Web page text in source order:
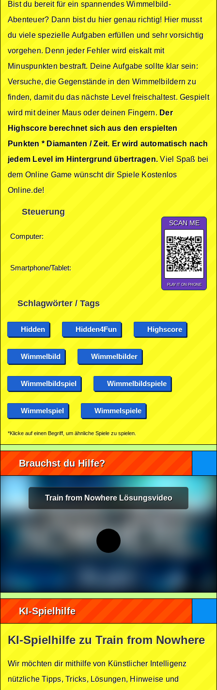
Bist du bereit für ein spannendes Wimmelbild-
Abenteuer? Dann bist du hier genau richtig! Hier musst
du viele spezielle Aufgaben erfüllen und sehr vorsichtig
vorgehen. Denn jeder Fehler wird eiskalt mit
Minuspunkten bestraft. Deine Aufgabe sollte klar sein:
Versuche, die Gegenstände in den Wimmelbildern zu
finden, damit du das nächste Level freischaltest. Gespielt
wird mit deiner Maus oder deinen Fingern. Der
Highscore berechnet sich aus den erspielten
Punkten * Diamanten / Zeit. Er wird automatisch nach
jedem Level im Hintergrund übertragen. Viel Spaß bei
dem Online Game wünscht dir Spiele Kostenlos
Online.de!
Steuerung
Computer:
Smartphone/Tablet:
SCAN ME
PLAY IT ON PHONE
Schlagwörter / Tags
Hidden Hidden4Fun Highscore
Wimmelbild Wimmelbilder
Wimmelbildspiel Wimmelbildspiele
Wimmelspiel Wimmelspiele
*Klicke auf einen Begriff, um ähnliche Spiele zu spielen.
Brauchst du Hilfe?
Train from Nowhere Lösungsvideo
KI-Spielhilfe
KI-Spielhilfe zu Train from Nowhere
Wir möchten dir mithilfe von Künstlicher Intelligenz
nützliche Tipps, Tricks, Lösungen, Hinweise und